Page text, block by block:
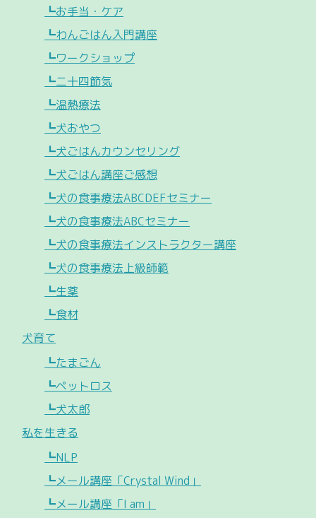
┗お手当・ケア
┗わんごはん入門講座
┗ワークショップ
┗二十四節気
┗温熱療法
┗犬おやつ
┗犬ごはんカウンセリング
┗犬ごはん講座ご感想
┗犬の食事療法ABCDEFセミナー
┗犬の食事療法ABCセミナー
┗犬の食事療法インストラクター講座
┗犬の食事療法上級師範
┗生薬
┗食材
犬育て
┗たまごん
┗ペットロス
┗犬太郎
私を生きる
┗NLP
┗メール講座「Crystal Wind」
┗メール講座「I am」